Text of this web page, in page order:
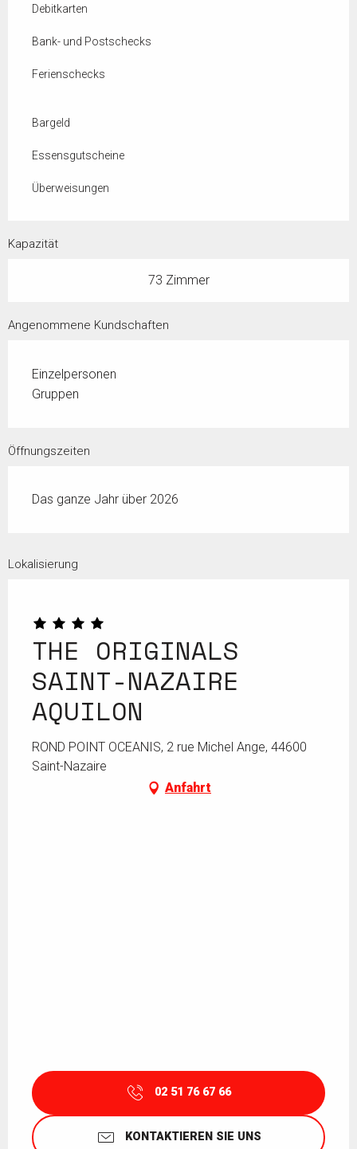
Debitkarten
Bank- und Postschecks
Ferienschecks
Bargeld
Essensgutscheine
Überweisungen
Kapazität
73 Zimmer
Angenommene Kundschaften
Einzelpersonen
Gruppen
Öffnungszeiten
Das ganze Jahr über 2026
Lokalisierung
THE ORIGINALS
SAINT-NAZAIRE
AQUILON
ROND POINT OCEANIS, 2 rue Michel Ange, 44600
Saint-Nazaire
Anfahrt
02 51 76 67 66
KONTAKTIEREN SIE UNS